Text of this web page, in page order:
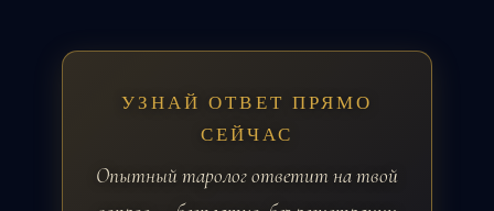
УЗНАЙ ОТВЕТ ПРЯМО
СЕЙЧАС
Опытный таролог ответит на твой